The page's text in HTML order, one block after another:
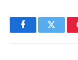
FacebookTwitter